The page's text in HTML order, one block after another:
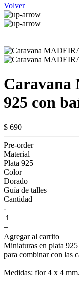
Volver
Caravana
925 con
$ 690
Pre-order
Material
Plata 925
Color
Dorado
Guía de talles
Cantidad
-
+
Agregar al carrito
Miniaturas en plata
para combinar con las
Medidas: flor 4 x 4 mm.